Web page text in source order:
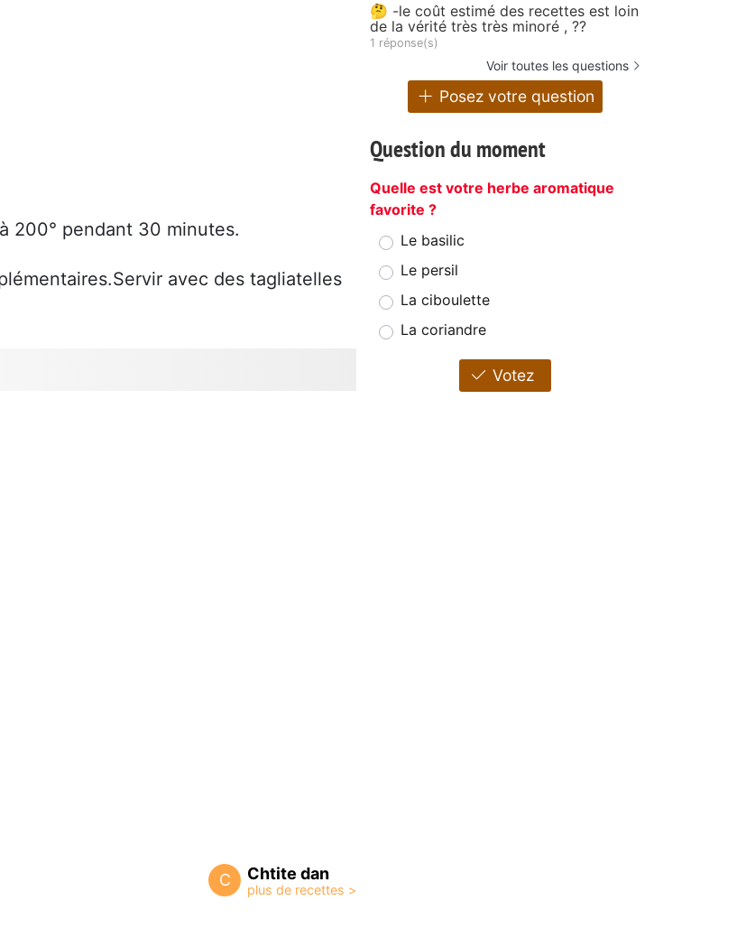
200° pendant 30 minutes.
avec des tagliatelles
C Chtite dan
🤔 -le coût estimé des recettes est loin
de la vérité très très minoré , ??
1 réponse(s)
Voir toutes les questions
Posez votre question
Question du moment
Quelle est votre herbe aromatique
favorite ?
Le basilic
Le persil
La ciboulette
La coriandre
Votez